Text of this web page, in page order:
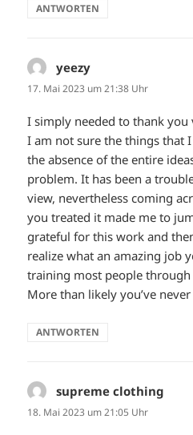
ANTWORTEN
yeezy
17. Mai 2023 um 21:38 Uhr
I simply needed to thank
I am not sure the things that
the absence of the entire
problem. It has been a
view, nevertheless coming
you treated it made me to
grateful for this work and
realize what an amazing job
training most people
More than likely you’ve
ANTWORTEN
supreme clothing
18. Mai 2023 um 21:05 Uhr